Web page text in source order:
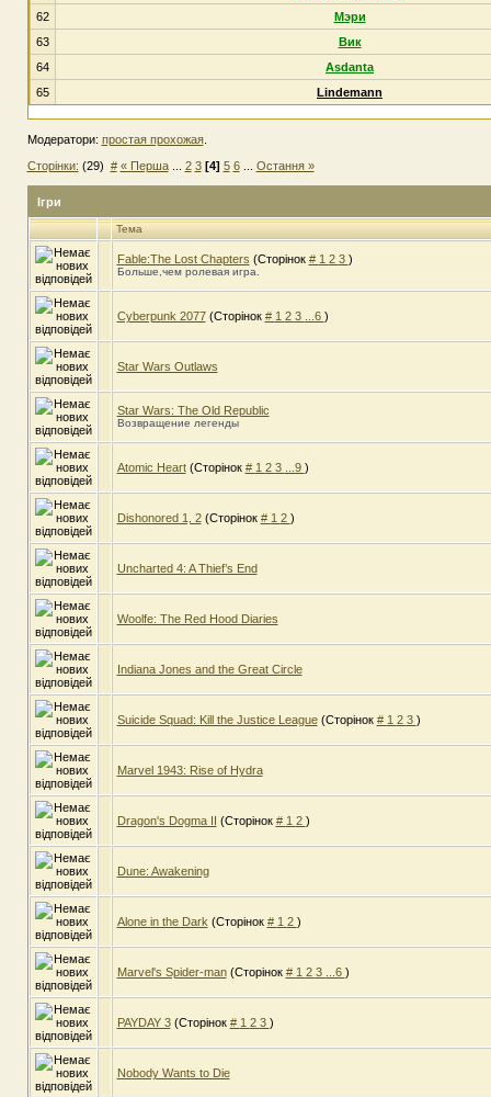
62
Мэри
63
Вик
64
Asdanta
65
Lindemann
Модератори: простая прохожая.
Сторінки: (29) # « Перша... 2 3 [4] 5 6... Остання »
Ігри
Тема
Fable:The Lost Chapters (Сторінок # 1 2 3 )
Больше,чем ролевая игра.
Cyberpunk 2077 (Сторінок # 1 2 3 ...6 )
Star Wars Outlaws
Star Wars: The Old Republic
Возвращение легенды
Atomic Heart (Сторінок # 1 2 3 ...9 )
Dishonored 1, 2 (Сторінок # 1 2 )
Uncharted 4: A Thief’s End
Woolfe: The Red Hood Diaries
Indiana Jones and the Great Circle
Suicide Squad: Kill the Justice League (Сторінок # 1 2 3 )
Marvel 1943: Rise of Hydra
Dragon's Dogma II (Сторінок # 1 2 )
Dune: Awakening
Alone in the Dark (Сторінок # 1 2 )
Marvel's Spider-man (Сторінок # 1 2 3 ...6 )
PAYDAY 3 (Сторінок # 1 2 3 )
Nobody Wants to Die